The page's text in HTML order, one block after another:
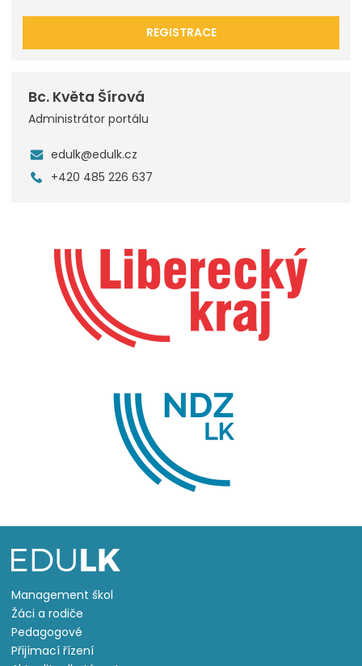
REGISTRACE
Bc. Květa Šírová
Administrátor portálu
edulk@edulk.cz
+420 485 226 637
Management škol
Žáci a rodiče
Pedagogové
Přijímací řízení